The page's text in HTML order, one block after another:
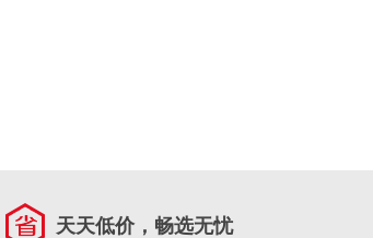
天天低价，畅选无忧